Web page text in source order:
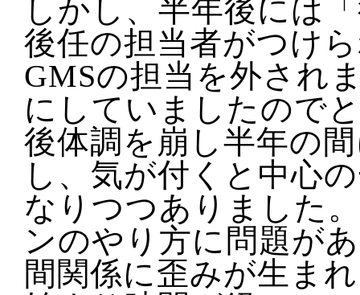
しかし、半年後には
後任の担当者がつけ
GMSの担当を外され
にしていましたので
後体調を崩し半年の
し、気が付くと中心
なりつつありました
ンのやり方に問題が
間関係に歪みが生ま